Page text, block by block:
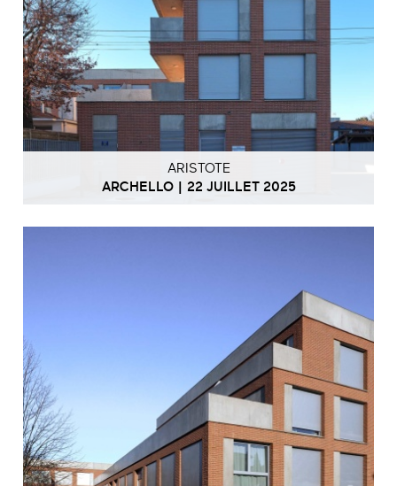
ARISTOTE
ARCHELLO | 22 JUILLET 2025